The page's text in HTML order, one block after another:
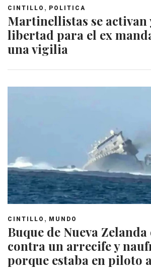
CINTILLO , POLITICA
Martinellistas se activan
libertad para el ex
una vigilia
CINTILLO , MUNDO
Buque de Nueva Zelanda
contra un arrecife y
porque estaba en piloto